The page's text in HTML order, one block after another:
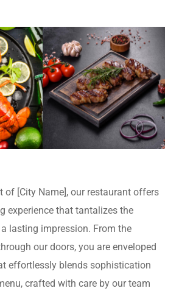
of [City Name], our restaurant offers
experience that tantalizes the
lasting impression. From the
our doors, you are enveloped
effortlessly blends sophistication
crafted with care by our team